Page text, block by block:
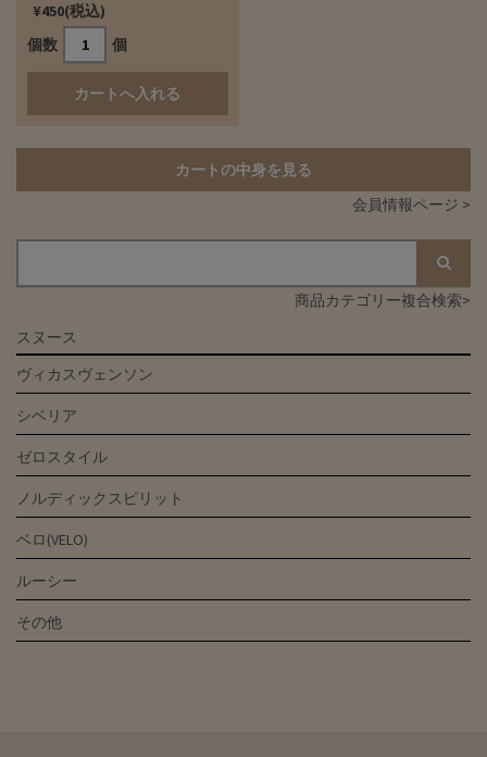
¥450(税込)
個数
個
カートの中身を見る
会員情報ページ >
商品カテゴリー複合検索>
スヌース
ヴィカスヴェンソン
シベリア
ゼロスタイル
ノルディックスピリット
ベロ(VELO)
ルーシー
その他